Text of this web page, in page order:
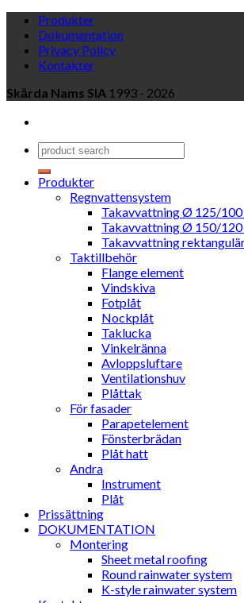
Produkter
Dokumentation
Privacy Policy
Kontakter
Skārda Nams SIA 1993 - 2026
Produkter
Regnvattensystem
Takavvattning Ø 125/100
Takavvattning Ø 150/120
Takavvattning
Taktillbehör
Flange element
Vindskiva
Fotplåt
Nockplåt
Taklucka
Vinkelränna
Avloppsluftare
Ventilationshuv
Plåttak
För fasader
Parapetelement
Fönsterbrädan
Plåt hatt
Andra
Instrument
Plåt
Prissättning
DOKUMENTATION
Montering
Sheet metal roofing
Round rainwater system
K-style rainwater system